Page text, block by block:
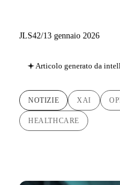
JLS42/13 gennaio 2026
Articolo generato da
NOTIZIE XAI
HEALTHCARE